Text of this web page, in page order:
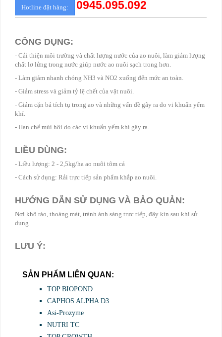
Hotline đặt hàng: 0945.095.092
CÔNG DỤNG:
- Cải thiện môi trường và chất lượng nước của ao nuôi, làm giảm lượng
chất lơ lửng trong nước giúp nước ao nuôi sạch trong hơn.
- Làm giảm nhanh chóng NH3 và NO2 xuống đến mức an toàn.
- Giảm stress và giảm tỷ lệ chết của vật nuôi.
- Giảm cặn bả tích tụ trong ao và những vấn đề gây ra do vi khuẩn yếm
khí.
- Hạn chế mùi hôi do các vi khuẩn yếm khí gây ra.
LIỀU DÙNG:
- Liều lượng: 2 - 2,5kg/ha ao nuôi tôm cá
- Cách sử dụng: Rải trực tiếp sản phẩm khắp ao nuôi.
HƯỚNG DẪN SỬ DỤNG VÀ BẢO QUẢN:
Nơi khô ráo, thoáng mát, tránh ánh sáng trực tiếp, đậy kín sau khi sử
dụng
LƯU Ý:
SẢN PHẨM LIÊN QUAN:
TOP BIOPOND
CAPHOS ALPHA D3
Asi-Prozyme
NUTRI TC